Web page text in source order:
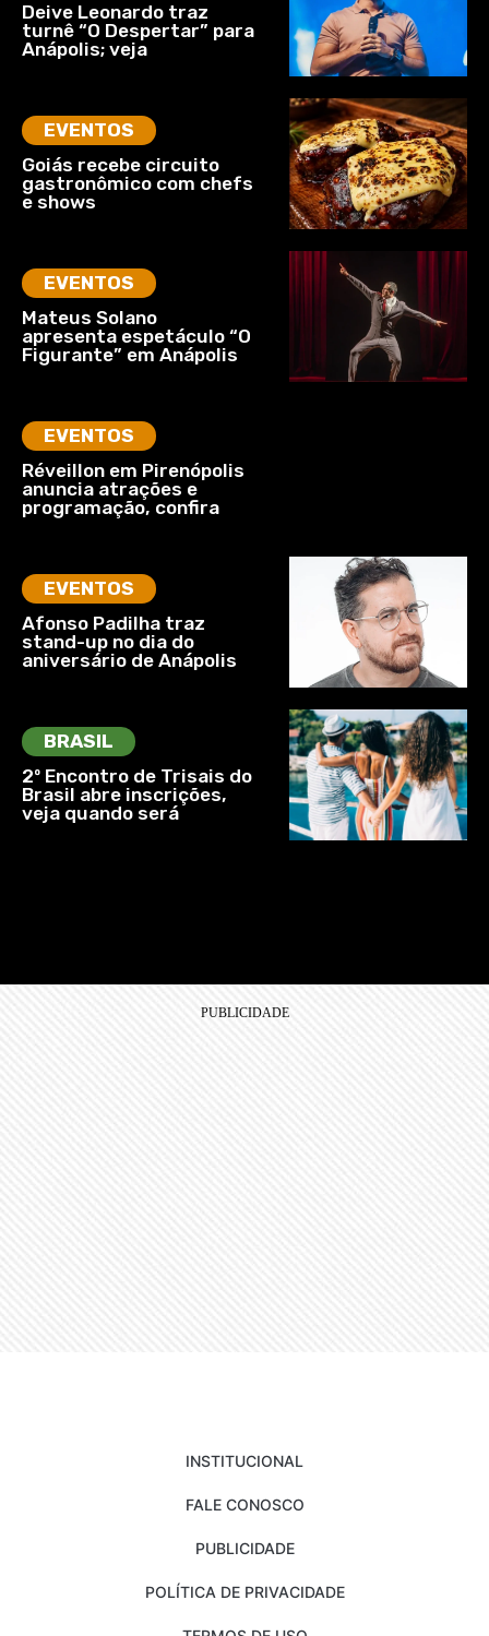
Deive Leonardo traz
turnê “O Despertar” para
Anápolis; veja
EVENTOS
Goiás recebe circuito
gastronômico com chefs
e shows
EVENTOS
Mateus Solano
apresenta espetáculo “O
Figurante” em Anápolis
EVENTOS
Réveillon em Pirenópolis
anuncia atrações e
programação, confira
EVENTOS
Afonso Padilha traz
stand-up no dia do
aniversário de Anápolis
BRASIL
2º Encontro de Trisais do
Brasil abre inscrições,
veja quando será
INSTITUCIONAL
FALE CONOSCO
PUBLICIDADE
POLÍTICA DE PRIVACIDADE